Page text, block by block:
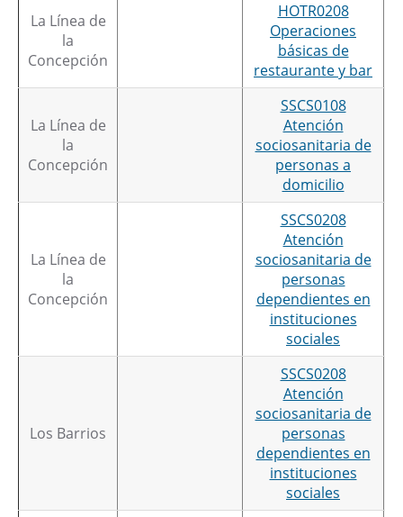
La Línea de
la
Concepción
HOTR0208
Operaciones
básicas de
restaurante y bar
La Línea de
la
Concepción
SSCS0108
Atención
sociosanitaria de
personas a
domicilio
La Línea de
la
Concepción
SSCS0208
Atención
sociosanitaria de
personas
dependientes en
instituciones
sociales
Los Barrios
SSCS0208
Atención
sociosanitaria de
personas
dependientes en
instituciones
sociales